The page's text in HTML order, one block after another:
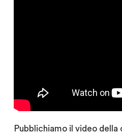
Pubblichiamo il video